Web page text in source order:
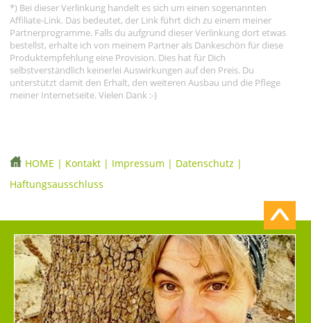
*) Bei dieser Verlinkung handelt es sich um einen sogenannten
Affiliate-Link. Das bedeutet, der Link führt dich zu einem meiner
Partnerprogramme. Falls du aufgrund dieser Verlinkung dort etwas
bestellst, erhalte ich von meinem Partner als Dankeschön für diese
Produktempfehlung eine Provision. Dies hat für Dich
selbstverständlich keinerlei Auswirkungen auf den Preis. Du
unterstützt damit den Erhalt, den weiteren Ausbau und die Pflege
meiner Internetseite. Vielen Dank :-)
HOME | Kontakt | Impressum | Datenschutz |
Haftungsausschluss